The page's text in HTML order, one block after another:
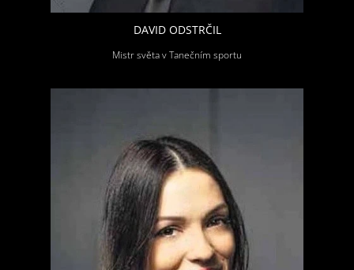
DAVID ODSTRČIL
Mistr světa v Tanečním sportu